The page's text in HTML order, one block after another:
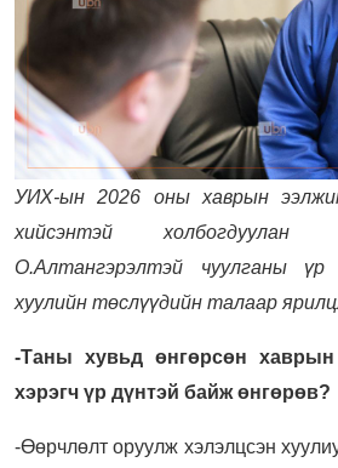
УИХ-ын 2026 оны хаврын
хийсэнтэй
О.Алтангэрэлтэй чуулганы
хуулийн төслүүдийн талаар
-Таны хувьд өнгөрсөн
хэрэгч үр дүнтэй байж өнгөрөв?
-Өөрчлөлт оруулж хэлэлцсэн